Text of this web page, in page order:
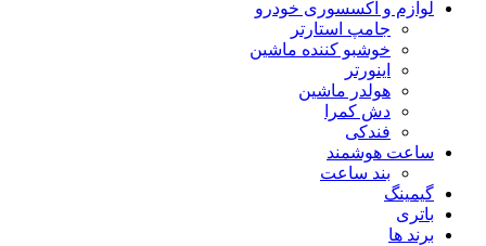
لوازم و اکسسوری خودرو
جامپ استارتر
خوشبو کننده ماشین
اینورتر
هولدر ماشین
دش کمرا
فندکی
ساعت هوشمند
بند ساعت
گیمینگ
باتری
برند ها